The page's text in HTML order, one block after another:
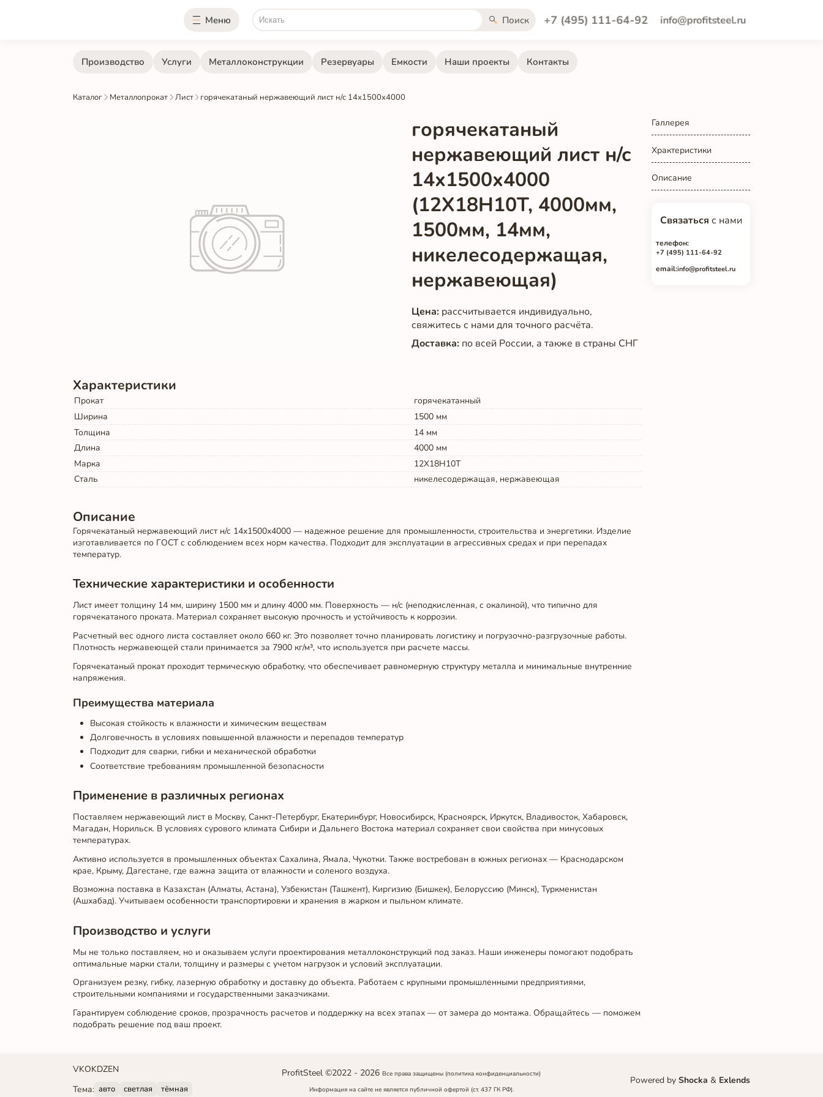
Меню Поиск +7 (495) 111-64-92 info@profitsteel.ru
Производство Услуги Металлоконструкции Резервуары Емкости Наши проекты Контакты
Каталог Металлопрокат Лист горячекатаный нержавеющий лист н/с 14х1500х4000
горячекатаный
нержавеющий лист н/с
14х1500х4000
(12Х18Н10Т, 4000мм,
1500мм, 14мм,
никелесодержащая,
нержавеющая)
Цена: рассчитывается индивидуально,
свяжитесь с нами для точного расчёта.
Доставка: по всей России, а также в страны СНГ
Галлерея
Храктеристики
Описание
Связаться с нами
телефон:
+7 (495) 111-64-92
email:info@profitsteel.ru
Характеристики
Прокат
горячекатанный
Ширина
1500 мм
Толщина
14 мм
Длина
4000 мм
Марка
12Х18Н10Т
Сталь
никелесодержащая, нержавеющая
Описание
Горячекатаный нержавеющий лист н/с 14х1500х4000 — надежное решение для промышленности, строительства и энергетики. Изделие
изготавливается по ГОСТ с соблюдением всех норм качества. Подходит для эксплуатации в агрессивных средах и при перепадах
температур.
Технические характеристики и особенности
Лист имеет толщину 14 мм, ширину 1500 мм и длину 4000 мм. Поверхность — н/с (неподкисленная, с окалиной), что типично для
горячекатаного проката. Материал сохраняет высокую прочность и устойчивость к коррозии.
Расчетный вес одного листа составляет около 660 кг. Это позволяет точно планировать логистику и погрузочно-разгрузочные работы.
Плотность нержавеющей стали принимается за 7900 кг/м³, что используется при расчете массы.
Горячекатаный прокат проходит термическую обработку, что обеспечивает равномерную структуру металла и минимальные внутренние
напряжения.
Преимущества материала
Высокая стойкость к влажности и химическим веществам
Долговечность в условиях повышенной влажности и перепадов температур
Подходит для сварки, гибки и механической обработки
Соответствие требованиям промышленной безопасности
Применение в различных регионах
Поставляем нержавеющий лист в Москву, Санкт-Петербург, Екатеринбург, Новосибирск, Красноярск, Иркутск, Владивосток, Хабаровск,
Магадан, Норильск. В условиях сурового климата Сибири и Дальнего Востока материал сохраняет свои свойства при минусовых
температурах.
Активно используется в промышленных объектах Сахалина, Ямала, Чукотки. Также востребован в южных регионах — Краснодарском
крае, Крыму, Дагестане, где важна защита от влажности и соленого воздуха.
Возможна поставка в Казахстан (Алматы, Астана), Узбекистан (Ташкент), Киргизию (Бишкек), Белоруссию (Минск), Туркменистан
(Ашхабад). Учитываем особенности транспортировки и хранения в жарком и пыльном климате.
Производство и услуги
Мы не только поставляем, но и оказываем услуги проектирования металлоконструкций под заказ. Наши инженеры помогают подобрать
оптимальные марки стали, толщину и размеры с учетом нагрузок и условий эксплуатации.
Организуем резку, гибку, лазерную обработку и доставку до объекта. Работаем с крупными промышленными предприятиями,
строительными компаниями и государственными заказчиками.
Гарантируем соблюдение сроков, прозрачность расчетов и поддержку на всех этапах — от замера до монтажа. Обращайтесь — поможем
подобрать решение под ваш проект.
VKOKDZEN
Тема: авто светлая тёмная
ProfitSteel ©2022 - 2026 Все права защищены (политика конфиденциальности)
Информация на сайте не является публичной офертой (ст. 437 ГК РФ).
Powered by Shocka & Exlends